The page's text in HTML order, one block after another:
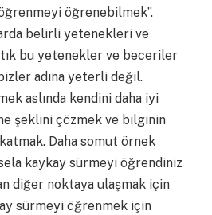
öğrenebilmek’’.
belirli yetenekleri ve
bu yetenekler ve beceriler
adına yeterli değil.
aslında kendini daha iyi
şeklini çözmek ve bilginin
Daha somut örnek
kaykay sürmeyi öğrendiniz
diğer noktaya ulaşmak için
sürmeyi öğrenmek için